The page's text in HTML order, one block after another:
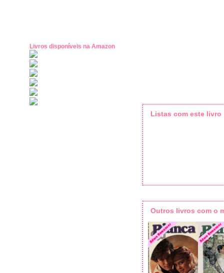
Livros disponíveis na Amazon
Listas com este livro
Outros livros com o